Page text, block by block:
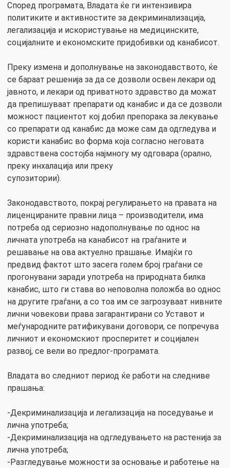
Според програмата, Владата ќе ги интензивира
политиките и активностите за декриминализација,
легализација и искористување на медицинските,
социјалните и економските придобивки од канабисот.
Преку измена и дополнување на законодавството, ќе
се бараат решенија за да се дозволи освен лекари од
јавното, и лекари од приватното здравство да можат
да препишуваат препарати од канабис и да се дозволи
можност пациентот кој добил препорака за лекување
со препарати од канабис да може сам да одгледува и
користи канабис во форма која согласно неговата
здравствена состојба најмногу му одговара (орално,
преку инхалација или преку
супозитории).
Законодавството, покрај регулирањето на правата на
лиценцираните правни лица – производители, има
потреба од сериозно надополнување по однос на
личната употреба на канабисот на граѓаните и
решавање на ова актуелно прашање. Имајќи го
предвид фактот што засега голем број граѓани се
прогонувани заради употреба на природната билка
канабис, што ги става во неповолна положба во однос
на другите граѓани, а со тоа им се загрозуваат нивните
лични човекови права загарантирани со Уставот и
меѓународните ратификувани договори, се попречува
личниот и економскиот просперитет и социјален
развој, се вели во предлог-програмата.
Владата во следниот период ќе работи на следниве
прашања:
-Декриминализација и легализација на поседување и
лична употреба;
-Декриминализација на одгледувањето на растенија за
лична употреба;
-Разгледување можности за основање и работење на